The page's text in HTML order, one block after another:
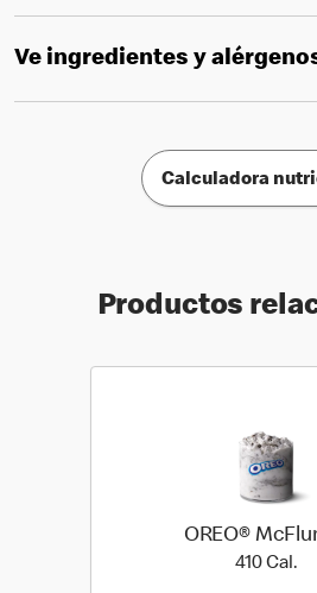
Ve ingredientes y
Calculadora
Productos
OREO®
410 Cal.